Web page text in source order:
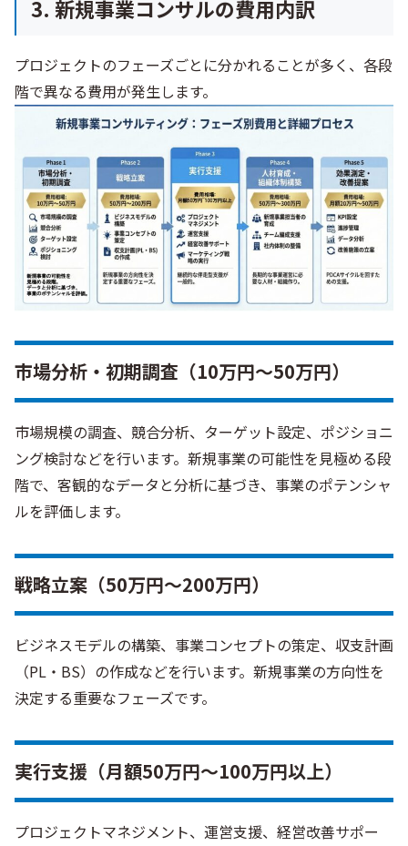
3. 新規事業コンサルの費用内訳
プロジェクトのフェーズごとに分かれることが多く、各段
階で異なる費用が発生します。
市場分析・初期調査（10万円〜50万円）
市場規模の調査、競合分析、ターゲット設定、ポジショニ
ング検討などを行います。新規事業の可能性を見極める段
階で、客観的なデータと分析に基づき、事業のポテンシャ
ルを評価します。
戦略立案（50万円〜200万円）
ビジネスモデルの構築、事業コンセプトの策定、収支計画
（PL・BS）の作成などを行います。新規事業の方向性を
決定する重要なフェーズです。
実行支援（月額50万円〜100万円以上）
プロジェクトマネジメント、運営支援、経営改善サポー